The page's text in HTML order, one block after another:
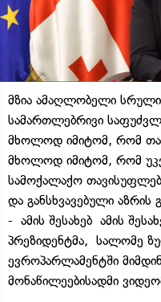
მზია ამაღლობელი
სამართლებრივი
მხოლოდ იმიტომ, რომ
მხოლოდ იმიტომ, რომ
სამოქალაქო
და განსხვავებული აზრის
- ამის შესახებ ამის
პრეზიდენტმა, სალომე
ევროპარლამენტში
მონაწილეებისადმი